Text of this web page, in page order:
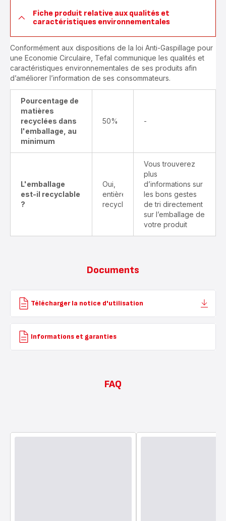
Fiche produit relative aux qualités et
caractéristiques environnementales
Conformément aux dispositions de la loi Anti-Gaspillage pour
une Economie Circulaire, Tefal communique les qualités et
caractéristiques environnementales de ses produits afin
d’améliorer l’information de ses consommateurs.
Pourcentage de
matières
recyclées dans
l'emballage, au
minimum
50% -
L'emballage
est-il recyclable
?
Oui,
entièrement
recyclable
Vous trouverez
plus
d’informations sur
les bons gestes
de tri directement
sur l’emballage de
votre produit
Documents
Télécharger la notice d'utilisation
Informations et garanties
FAQ